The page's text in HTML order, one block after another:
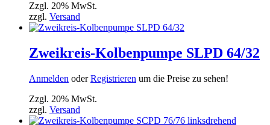
Zzgl. 20% MwSt.
zzgl. Versand
Zweikreis-Kolbenpumpe SLPD 64/32
Anmelden oderRegistrieren um die Preise zu sehen!
Zzgl. 20% MwSt.
zzgl. Versand